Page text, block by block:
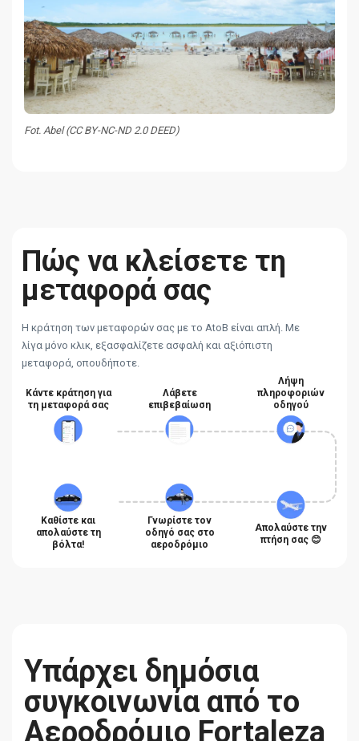
Fot. Abel (CC BY-NC-ND 2.0 DEED)
Πώς να κλείσετε τη
μεταφορά σας
Η κράτηση των μεταφορών σας με το AtoB είναι απλή. Με
λίγα μόνο κλικ, εξασφαλίζετε ασφαλή και αξιόπιστη
μεταφορά, οπουδήποτε.
Κάντε κράτηση για
τη μεταφορά σας
Λάβετε
επιβεβαίωση
Λήψη
πληροφοριών
οδηγού
Καθίστε και
απολαύστε τη
βόλτα!
Γνωρίστε τον
οδηγό σας στο
αεροδρόμιο
Απολαύστε την
πτήση σας 😊
Υπάρχει δημόσια
συγκοινωνία από το
Αεροδρόμιο Fortaleza